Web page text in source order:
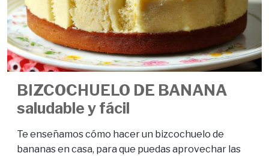
BIZCOCHUELO DE BANANA
saludable y fácil
Te enseñamos cómo hacer un bizcochuelo de
bananas en casa, para que puedas aprovechar las